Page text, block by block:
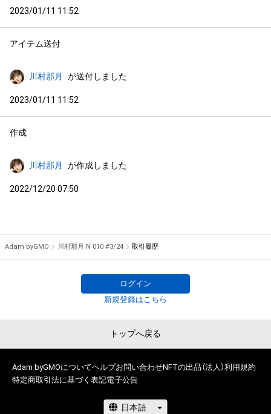
2023/01/11 11:52
アイテム送付
川村那月 が送付しました
2023/01/11 11:52
作成
川村那月 が作成しました
2022/12/20 07:50
Adam byGMO 川村那月 N 010 #3/24 取引履歴
ログイン
新規登録はこちら
トップへ戻る
Adam byGMOについてヘルプお問い合わせNFTの出品（法人）利用規約
特定商取引法に基づく表記電子公告